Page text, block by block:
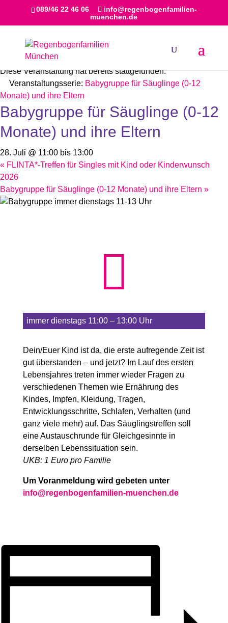
089/46 22 46 06
info@regenbogenfamilien-
muenchen.de
« Alle Veranstaltungen
Diese Veranstaltung hat bereits stattgefunden.
Veranstaltungsserie: Babygruppe für Säuglinge (0-12
Monate) und ihre Eltern
Babygruppe für Säuglinge (0-12
Monate) und ihre Eltern
28. Juli @ 11:00 bis 13:00
« FLINTA*-Treffen für Singles mit Kind oder Kinderwunsch
2026
Babygruppe für Säuglinge (0-12 Monate) und ihre Eltern »

immer dienstags 11:00 – 13:00 Uhr
Dein/Euer Kind ist da, die erste aufregende Zeit ist
gut überstanden – und jetzt? Im Lauf des ersten
Lebensjahres treten immer wieder Fragen zu
verschiedenen Themen wie Ernährung des
Kindes, Impfen, Kleidung, Tragen,
Entwicklungsschritte, Schlafen, Verhalten (und
ganz viele mehr) auf. Das Säuglingstreffen soll
eine Austauschrunde für Gleichgesinnte in
derselben Lebenssituation sein.
UKB: 1 Euro pro Familie
Um Voranmeldung wird gebeten unter
info@regenbogenfamilien-muenchen.de